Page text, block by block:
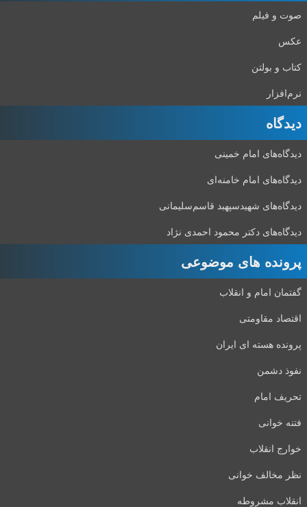
صوت و فیلم
عکس
کتاب و بولتن
نرم‌افزار
دیدگاه‌
دیدگاه‌های امام خمینی
دیدگاه‌های امام خامنه‌ای
دیدگاه‌های شهید‌سپهبد قاسم‌سلیمانی
دیدگاه‌های دکتر محمود احمدی نژاد
پرونده های موضوعی
گفتمان امام و انقلاب
اقتصاد مقاومتی
پرونده هسته ای ایران
نفوذ دشمن
تحریف امام
فتنه خوانی
خوارج انقلاب
نظر مخالف خوانی
انقلاب مشروطه